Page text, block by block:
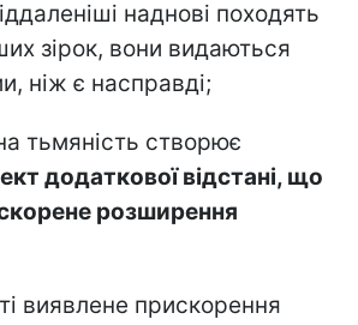
наднові походять
зірок, вони видаються
ніж є насправді;
тьмяність створює
додаткової відстані, що
розширення
виявлене прискорення